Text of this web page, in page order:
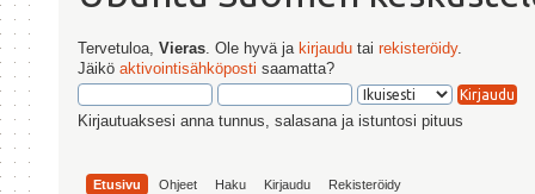
Tervetuloa,Vieras . Ole hyvä ja kirjaudu tairekisteröidy.
Jäiköaktivointisähköposti saamatta?
Kirjautuaksesi anna tunnus, salasana ja istuntosi pituus
Etusivu Ohjeet Haku Kirjaudu Rekisteröidy